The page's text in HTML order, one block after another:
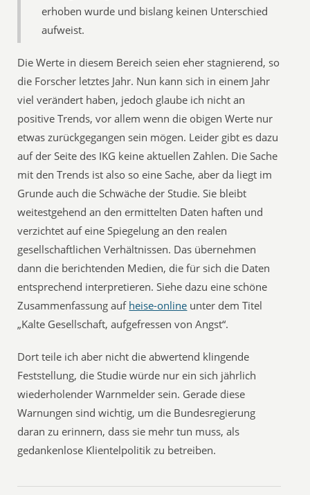
erhoben wurde und bislang keinen Unterschied
aufweist.
Die Werte in diesem Bereich seien eher stagnierend, so
die Forscher letztes Jahr. Nun kann sich in einem Jahr
viel verändert haben, jedoch glaube ich nicht an
positive Trends, vor allem wenn die obigen Werte nur
etwas zurückgegangen sein mögen. Leider gibt es dazu
auf der Seite des IKG keine aktuellen Zahlen. Die Sache
mit den Trends ist also so eine Sache, aber da liegt im
Grunde auch die Schwäche der Studie. Sie bleibt
weitestgehend an den ermittelten Daten haften und
verzichtet auf eine Spiegelung an den realen
gesellschaftlichen Verhältnissen. Das übernehmen
dann die berichtenden Medien, die für sich die Daten
entsprechend interpretieren. Siehe dazu eine schöne
Zusammenfassung auf heise-online unter dem Titel
„Kalte Gesellschaft, aufgefressen von Angst“.
Dort teile ich aber nicht die abwertend klingende
Feststellung, die Studie würde nur ein sich jährlich
wiederholender Warnmelder sein. Gerade diese
Warnungen sind wichtig, um die Bundesregierung
daran zu erinnern, dass sie mehr tun muss, als
gedankenlose Klientelpolitik zu betreiben.